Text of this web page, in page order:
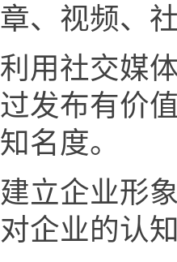
章、视频、
利用社交媒
过发布有价
知名度。
建立企业形
对企业的认